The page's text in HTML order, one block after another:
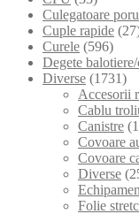
Culegatoare
Cuple rapide
Curele (596)
Degete
Diverse (1731)
Accesorii
Cablu
Canistre
Covoare
Covoare
Diverse
Folie